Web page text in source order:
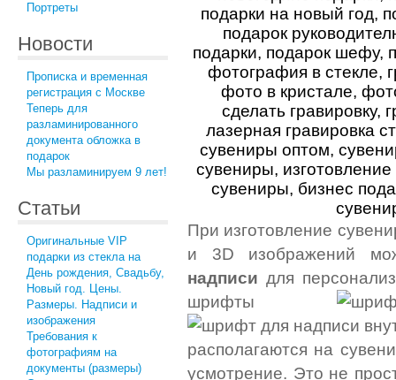
Портреты
Новости
Прописка и временная
регистрация с Москве
Теперь для
разламинированного
документа обложка в
подарок
Мы разламинируем 9 лет!
Статьи
Оригинальные VIP
подарки из стекла на
День рождения, Свадьбу,
Новый год. Цены.
Размеры. Надписи и
изображения
Требования к
фотографиям на
документы (размеры)
При изготовление
и 3D изображений
надписи для
шрифты
располагаются на
усмотрение. Это не